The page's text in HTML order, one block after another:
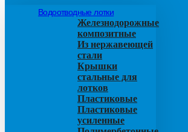
Водоотводные лотки
Железнодорожные
композитные
Из нержавеющей
стали
Крышки
стальные для
лотков
Пластиковые
Пластиковые
усиленные